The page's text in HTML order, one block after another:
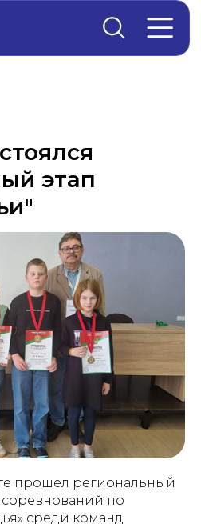
этап
прошел региональный
соревнований по
среди команд